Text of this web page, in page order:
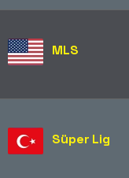
MLS
Süper Lig